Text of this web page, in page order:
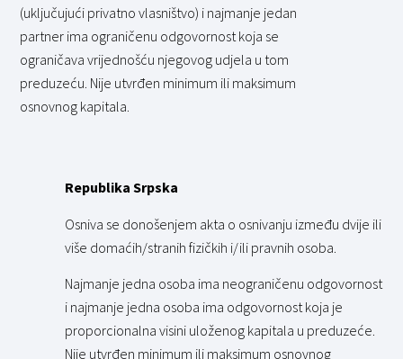
(uključujući privatno vlasništvo) i najmanje jedan
partner ima ograničenu odgovornost koja se
ograničava vrijednošću njegovog udjela u tom
preduzeću. Nije utvrđen minimum ili maksimum
osnovnog kapitala.
Republika Srpska
Osniva se donošenjem akta o osnivanju između dvije ili
više domaćih/stranih fizičkih i/ili pravnih osoba.
Najmanje jedna osoba ima neograničenu odgovornost
i najmanje jedna osoba ima odgovornost koja je
proporcionalna visini uloženog kapitala u preduzeće.
Nije utvrđen minimum ili maksimum osnovnog